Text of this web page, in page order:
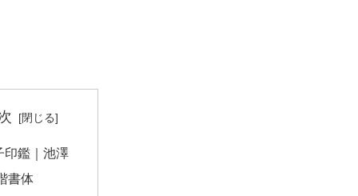
印鑑｜池澤
書体